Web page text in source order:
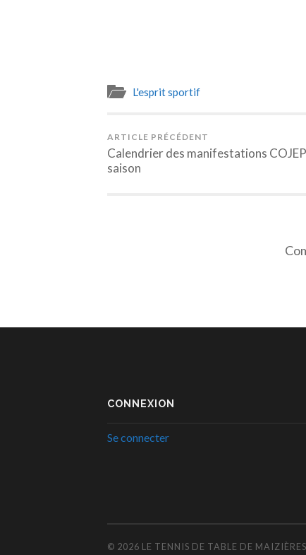
L'esprit sportif
ARTICLE PRÉCÉDENT
Calendrier des manifestations
saison
CONNEXION
Se connecter
© 2026 LE TENNIS DE TABLE DE